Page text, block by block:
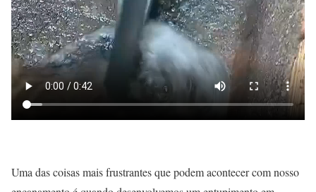
Uma das coisas mais frustrantes que podem acontecer com nosso